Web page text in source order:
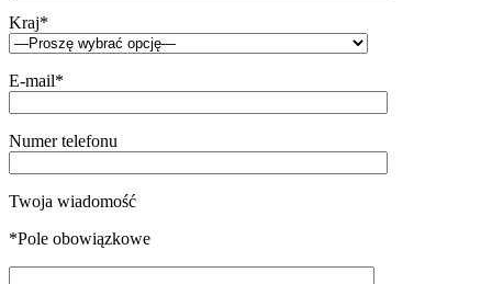
Kraj*
E-mail*
Numer telefonu
Twoja wiadomość
*Pole obowiązkowe